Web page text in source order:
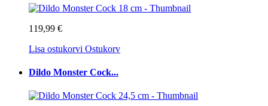
119,99 €
Lisa ostukorvi Ostukorv
Dildo Monster Cock...